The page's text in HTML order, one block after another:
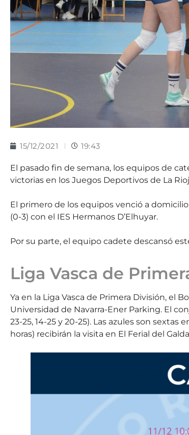
15/12/2021 19:43
El pasado fin de semana, los equipos de
victorias en los Juegos Deportivos de La
El primero de los equipos venció a
(0-3) con el IES Hermanos D’Elhuyar.
Por su parte, el equipo cadete descansó
Liga Vasca de
Ya en la Liga Vasca de Primera División, el
Universidad de Navarra-Ener Parking. El
23-25, 14-25 y 20-25). Las azules son
horas) recibirán la visita en El Ferial del